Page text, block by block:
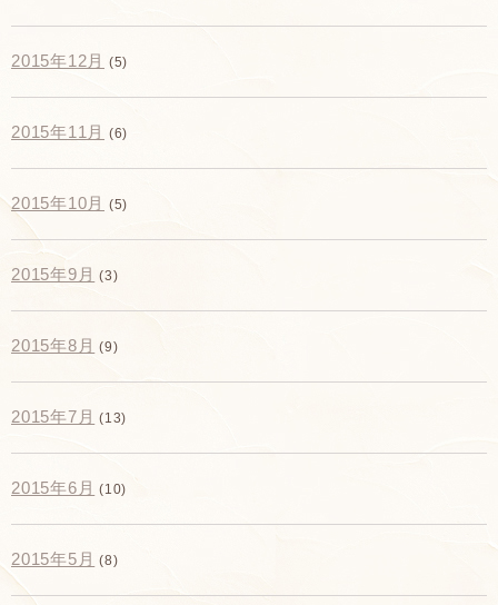
2015年12月 (5)
2015年11月 (6)
2015年10月 (5)
2015年9月 (3)
2015年8月 (9)
2015年7月 (13)
2015年6月 (10)
2015年5月 (8)